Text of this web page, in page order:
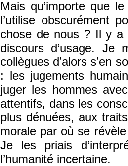
Mais qu’importe que
l’utilise obscurément
chose de nous ? Il y a
discours d’usage. Je
collègues d’alors s’en
: les jugements
juger les hommes
attentifs, dans les
plus dénuées, aux
morale par où se
Je les priais
l’humanité incertaine.